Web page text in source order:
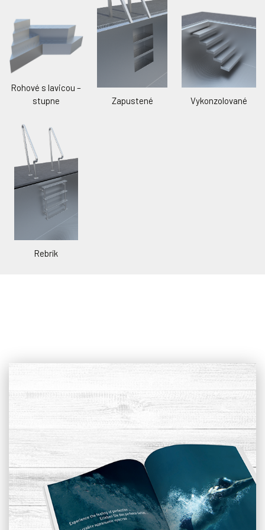
Rohové s lavicou –
stupne
Zapustené Vykonzolované
Rebrík
Brúsený povrch – steny
bazéna
WIBRE LED biela Ø210 mm
WIBRE LED RGB Ø210 mm
WIBRE LED biela Ø240 mm
WIBRE LED RGB Ø240 mm
ASTRAL LED biela Ø250 mm
ASTRAL LED RGB Ø250 mm
Lamelové zakrytie
Možnosť skryť lamelu na dno alebo stenu bazéna. Vybrať si
môžete z dvoch druhov a zo 16 farieb
Vonkajšia alternatíva na zakrytie bazéna, ktoré vám ponúka
možnosť kúpania aj v zlom počasí. Môžete si voliť z nízkeho,
stredného a vysokého zakrytia.
Masážna dýza